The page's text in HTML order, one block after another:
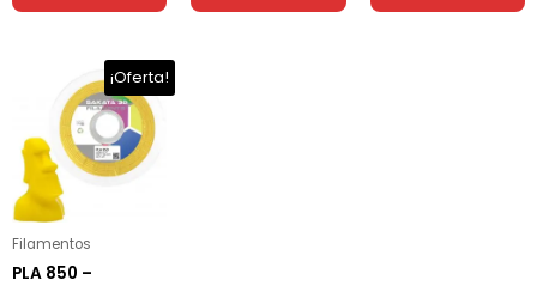
¡Oferta!
Filamentos
PLA 850 –
precio
original
era:
$699.00.
El
precio
actual
es:
$450.00.